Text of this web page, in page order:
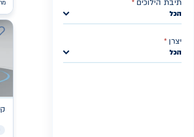
תיבת הילוכים *
הכל
יצרן *
הכל